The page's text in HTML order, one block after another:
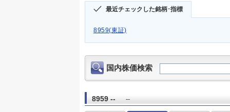
最近チェックした銘柄･指標
8959(東証)